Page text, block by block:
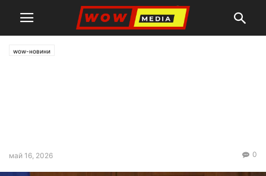
wow-новини
май 16, 2026 0